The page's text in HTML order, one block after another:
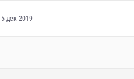
дек 2019